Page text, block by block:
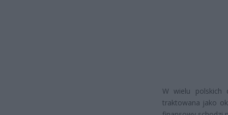
W wielu polskich
traktowana jako